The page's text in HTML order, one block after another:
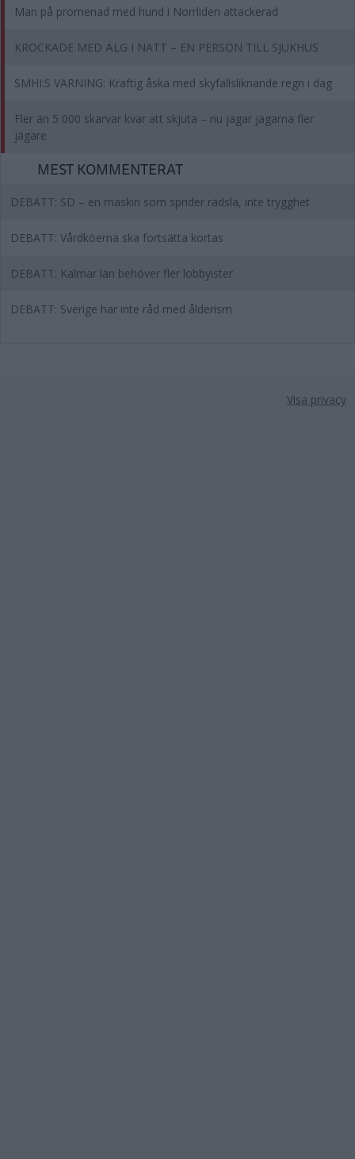
Man på promenad med hund i Norrliden attackerad
KROCKADE MED ÄLG I NATT – EN PERSON TILL SJUKHUS
SMHI:S VARNING: Kraftig åska med skyfallsliknande regn i dag
Fler än 5 000 skarvar kvar att skjuta – nu jagar jägarna fler
jägare
MEST KOMMENTERAT
DEBATT: SD – en maskin som sprider rädsla, inte trygghet
DEBATT: Vårdköerna ska fortsätta kortas
DEBATT: Kalmar län behöver fler lobbyister
DEBATT: Sverige har inte råd med ålderism
Visa privacy